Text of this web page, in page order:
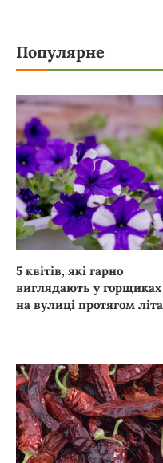
Популярне
5 квітів, які гарно
виглядають у горщиках
на вулиці протягом літа